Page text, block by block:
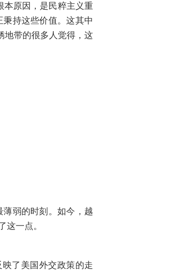
本原因，是民粹主义重
持这些价值。这其中
地带的很多人觉得，这
弱的时刻。如今，越
一点。
了美国外交政策的走